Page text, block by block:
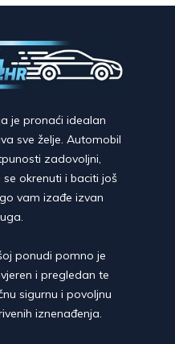
je pronaći idealan
sve želje. Automobil
zadovoljni,
okrenuti i baciti još
vam izađe izvan
ponudi pomno je
i pregledan te
sigurnu i povoljnu
iznenađenja.